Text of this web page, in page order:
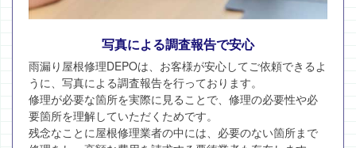
写真による調査報告で安心
雨漏り屋根修理DEPOは、お客様が安心してご依頼できるよ
うに、写真による調査報告を行っております。
修理が必要な箇所を実際に見ることで、修理の必要性や必
要箇所を理解していただくためです。
残念なことに屋根修理業者の中には、必要のない箇所まで